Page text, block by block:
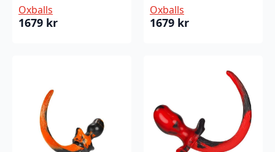
Oxballs
1679 kr
Oxballs
1679 kr